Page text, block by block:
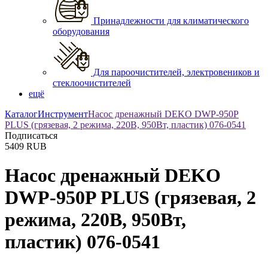
Принадлежности для климатического
оборудования
Для пароочистителей, электровеников и
стеклоочистителей
ещё
КаталогИнструментНасос дренажный DEKO DWP-950P
PLUS (грязевая, 2 режима, 220В, 950Вт, пластик) 076-0541
Подписаться
5409 RUB
Насос дренажный DEKO
DWP-950P PLUS (грязевая, 2
режима, 220В, 950Вт,
пластик) 076-0541